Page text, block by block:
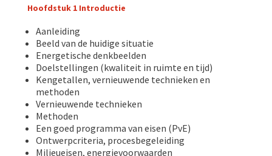
Hoofdstuk 1 Introductie
Aanleiding
Beeld van de huidige situatie
Energetische denkbeelden
Doelstellingen (kwaliteit in ruimte en tijd)
Kengetallen, vernieuwende technieken en
methoden
Vernieuwende technieken
Methoden
Een goed programma van eisen (PvE)
Ontwerpcriteria, procesbegeleiding
Milieueisen, energievoorwaarden